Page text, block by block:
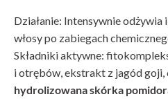
Działanie: Intensywnie
włosy po zabiegach
Składniki aktywne:
i otrębów, ekstrakt z jagód goji,
hydrolizowana skórka